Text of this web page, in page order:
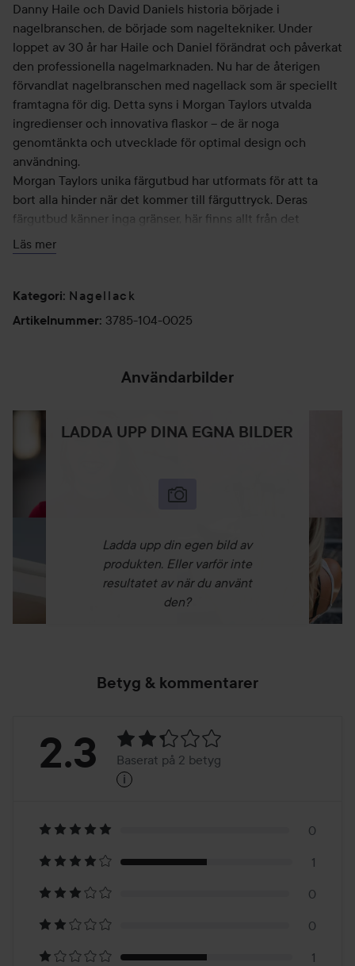
Danny Haile och David Daniels historia började i
nagelbranschen, de började som nageltekniker. Under
loppet av 30 år har Haile och Daniel förändrat och påverkat
den professionella nagelmarknaden. Nu har de återigen
förvandlat nagelbranschen med nagellack som är speciellt
framtagna för dig. Detta syns i Morgan Taylors utvalda
ingredienser och innovativa flaskor – de är noga
genomtänkta och utvecklade för optimal design och
användning.
Morgan Taylors unika färgutbud har utformats för att ta
bort alla hinder när det kommer till färguttryck. Deras
färgutbud känner inga gränser, här finns allt från det
klassiska till det mer experimentella, och från mer dämpade
till mer spektakulära färger. Det finns inga gränser här!
Hos Morgan Taylor har vårt mål alltid varit att skapa
prisvärda produkter av hög kvalitet. Vi har varit ett cruelty-
med gott samvete. Vi är stolta över att vara PETA®-
Se fram emot att uppleva Morgan Taylors nagellack.
Omfamna färgerna. Bli en del av vår värld.
15 ml
Läs mer
Kategori: Nagellack
Artikelnummer: 3785-104-0025
Användarbilder
LADDA UPP DINA EGNA BILDER
Ladda upp din egen bild av
produkten. Eller varför inte
resultatet av när du använt
den?
Betyg & kommentarer
Betyg:
Baserat
på
2
betyg
2.3 Baserat på 2 betyg
i
0
1
0
0
1